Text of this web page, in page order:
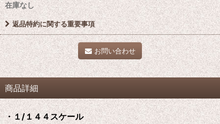
在庫なし
返品特約に関する重要事項
お問い合わせ
商品詳細
・１/１４４スケール